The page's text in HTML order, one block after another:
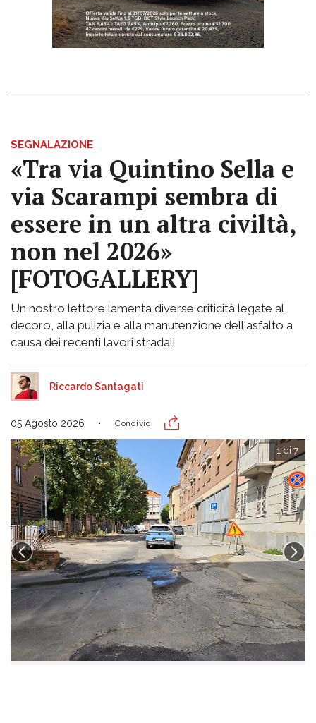
SEGNALAZIONE
«Tra via Quintino Sella e
via Scarampi sembra di
essere in un altra civiltà,
non nel 2026»
[FOTOGALLERY]
Un nostro lettore lamenta diverse criticità legate al
decoro, alla pulizia e alla manutenzione dell'asfalto a
causa dei recenti lavori stradali
Riccardo Santagati
05 Agosto 2026 Condividi
1 di 7